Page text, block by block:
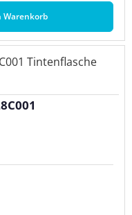
Warenkorb